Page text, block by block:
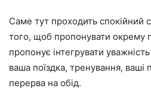
Саме тут проходить спокійний
того, щоб пропонувати окрему
пропонує інтегрувати
ваша поїздка, тренування, ваші
перерва на обід.